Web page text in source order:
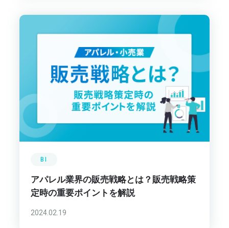
BI
アパレル業界の販売戦略とは？販売戦略策
定時の重要ポイントを解説
2024.02.19